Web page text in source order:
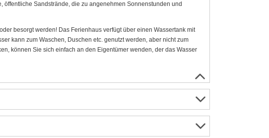
öffentliche Sandstrände, die zu angenehmen Sonnenstunden und
besorgt werden! Das Ferienhaus verfügt über einen Wassertank mit
kann zum Waschen, Duschen etc. genutzt werden, aber nicht zum
können Sie sich einfach an den Eigentümer wenden, der das Wasser